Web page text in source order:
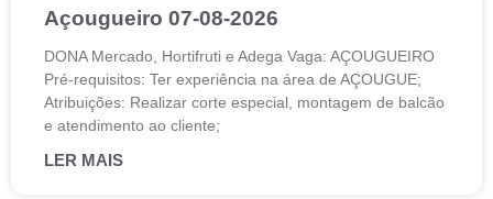
Açougueiro 07-08-2026
DONA Mercado, Hortifruti e Adega Vaga: AÇOUGUEIRO
Pré-requisitos: Ter experiência na área de AÇOUGUE;
Atribuições: Realizar corte especial, montagem de balcão
e atendimento ao cliente;
LER MAIS